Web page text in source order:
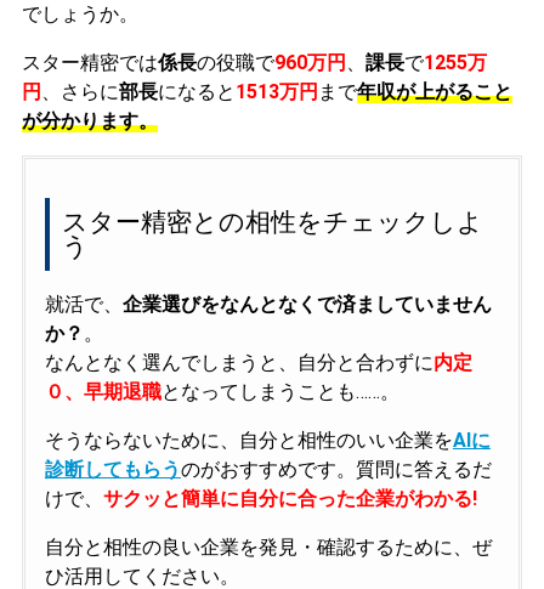
でしょうか。
スター精密では係長の役職で960万円 課長で1255万
円
、さらに部長になると 1513万円 まで年収が上がること
が分かります。
スター精密との相性をチェックしよ
う
就活で、 企業選びをなんとなくで済ましていません
か？ 。
なんとなく選んでしまうと、自分と合わずに内定
０、早期退職となってしまうことも……。
そうならないために、自分と相性のいい企業をAIに
診断してもらうのがおすすめです。質問に答えるだ
けで、 サクッと簡単に自分に合った企業がわかる!
自分と相性の良い企業を発見・確認するために、ぜ
ひ活用してください。